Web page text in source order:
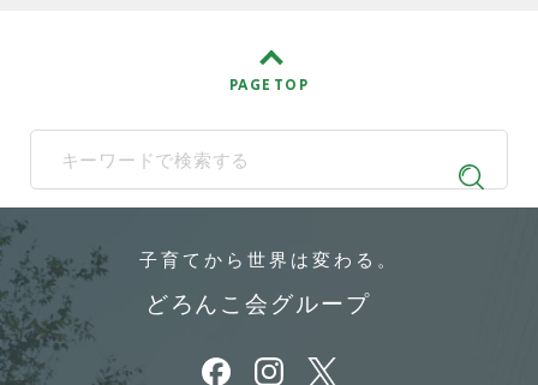
PAGE TOP
When autocomplete results are available use up and down
子育てから 世界は変わる。
どろんこ会グループ
別ウィンドウで開きます
別ウィンドウで開きます
別ウィンドウで開きます